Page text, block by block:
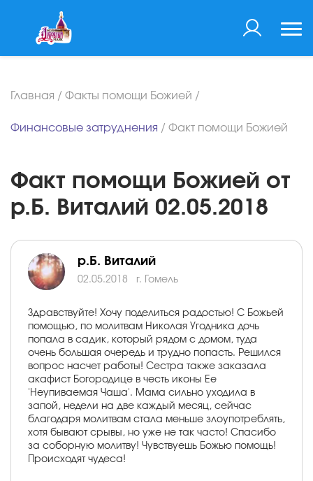
Главная / Факты помощи Божией /
Финансовые затруднения / Факт помощи Божией
Факт помощи Божией от
р.Б. Виталий 02.05.2018
р.Б. Виталий
02.05.2018 г. Гомель
Здравствуйте! Хочу поделиться радостью! С Божьей
помощью, по молитвам Николая Угодника дочь
попала в садик, который рядом с домом, туда
очень большая очередь и трудно попасть. Решился
вопрос насчет работы! Сестра также заказала
акафист Богородице в честь иконы Ее
'Неупиваемая Чаша'. Мама сильно уходила в
запой, недели на две каждый месяц, сейчас
благодаря молитвам стала меньше злоупотреблять,
хотя бывают срывы, но уже не так часто! Спасибо
за соборную молитву! Чувствуешь Божью помощь!
Происходят чудеса!